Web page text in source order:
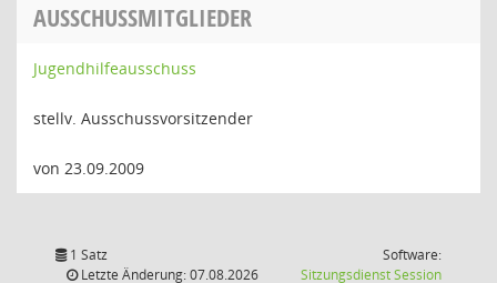
AUSSCHUSSMITGLIEDER
Jugendhilfeausschuss
stellv. Ausschussvorsitzender
von 23.09.2009
1 Satz
Letzte Änderung: 07.08.2026
Software:
SitzungsdienstSession(Wird in